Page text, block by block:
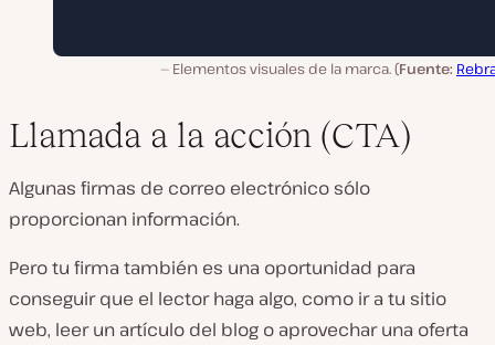
Elementos visuales de la marca. (Fuente:
Llamada a la acción (CTA)
Algunas firmas de correo electrónico sólo
proporcionan información.
Pero tu firma también es una oportunidad para
conseguir que el lector haga algo, como ir a tu sitio
web, leer un artículo del blog o aprovechar una oferta